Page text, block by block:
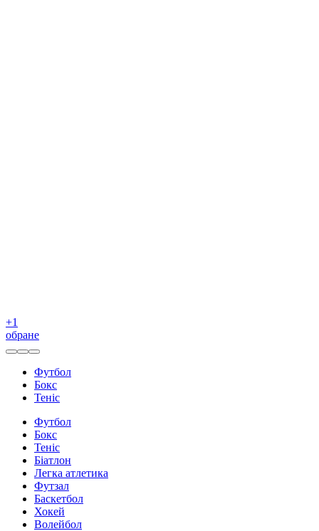
+1
обране
Футбол
Бокс
Теніс
Футбол
Бокс
Теніс
Біатлон
Легка атлетика
Футзал
Баскетбол
Хокей
Волейбол